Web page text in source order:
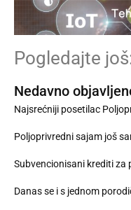
Pogledajte
Nedavno
Najsrećniji posetilac
Poljoprivredni sajam još
Subvencionisani krediti za
Danas se i s jednom